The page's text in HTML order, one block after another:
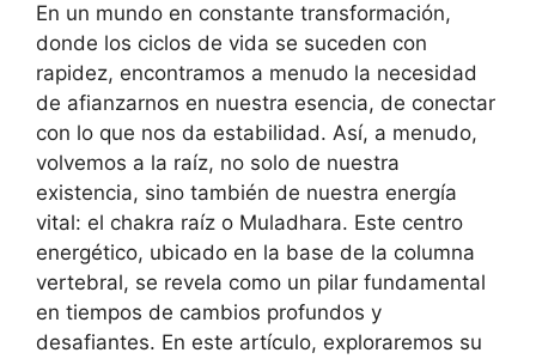
En un mundo en constante transformación,
donde los ciclos de vida se suceden con
rapidez, encontramos a menudo la necesidad
de afianzarnos en nuestra esencia, de conectar
con lo que nos da estabilidad. Así, a menudo,
volvemos a la raíz, no solo de nuestra
existencia, sino también de nuestra energía
vital: el chakra raíz o Muladhara. Este centro
energético, ubicado en la base de la columna
vertebral, se revela como un pilar fundamental
en tiempos de cambios profundos y
desafiantes. En este artículo, exploraremos su